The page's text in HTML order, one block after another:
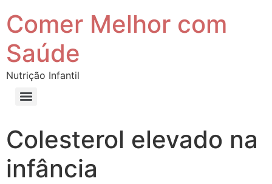
Comer Melhor com
Saúde
Nutrição Infantil
Colesterol elevado na
infância